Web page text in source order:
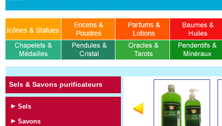
Sels & Savons purificateurs
Sels
Savons